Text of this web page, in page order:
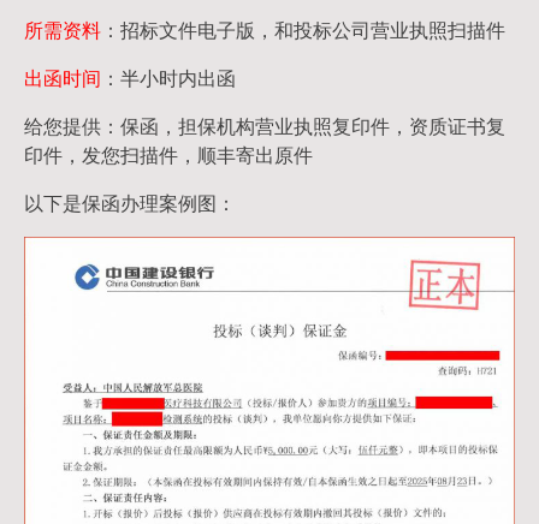
所需资料 ：招标文件电子版，和投标公司营业执照扫描件
出函时间 ：半小时内出函
给您提供：保函，担保机构营业执照复印件，资质证书复
印件，发您扫描件，顺丰寄出原件
以下是保函办理案例图：